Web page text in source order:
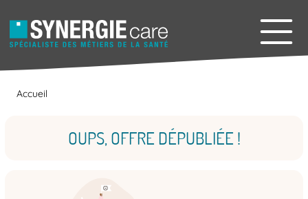
Accueil
OUPS, OFFRE DÉPUBLIÉE !